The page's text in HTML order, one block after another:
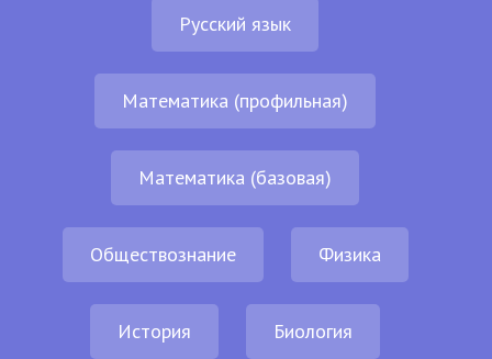
Русский язык
Математика (профильная)
Математика (базовая)
Обществознание Физика
История Биология